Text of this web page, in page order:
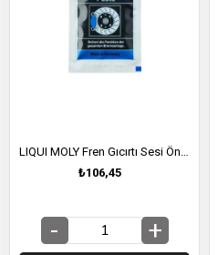
LIQUI MOLY Fren Gıcırtı Sesi Önleyici 10 g (21121)
₺106,45